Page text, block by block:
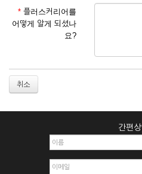
를 심사, 승낙함으로써 성립하며,
차를 밟을 수 있습니다.
② 회원가입시 입력한 ID는 변경
의 ID가 발급됩니다. 부득이한 경
거절하거나 취소할 수 있으며, 실
2. 개인정보를 허위로 기재하여
3. 경쟁 관게에 있는 이용자가 신청
4. 타인의 서비스 이용을 방해하
6. 이용자가 영업활동 또는 부정
* 플러스커리어를
어떻게 알게 되셨나
요?
취소
간편